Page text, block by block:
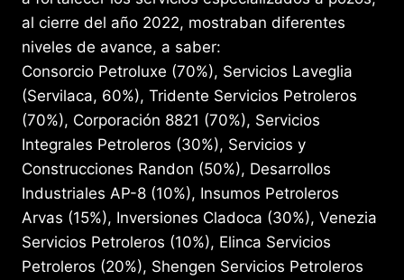
al cierre del año 2022, mostraban diferentes
niveles de avance, a saber:
Consorcio Petroluxe (70%), Servicios Laveglia
(Servilaca, 60%), Tridente Servicios Petroleros
(70%), Corporación 8821 (70%), Servicios
Integrales Petroleros (30%), Servicios y
Construcciones Randon (50%), Desarrollos
Industriales AP-8 (10%), Insumos Petroleros
Arvas (15%), Inversiones Cladoca (30%), Venezia
Servicios Petroleros (10%), Elinca Servicios
Petroleros (20%), Shengen Servicios Petroleros